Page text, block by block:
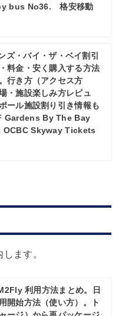
bus No36. 格安移動
ズ・バイ・ザ・ベイ割引
料金・安く購入する方法
行き方（アクセス方
・施設楽しみ方レビュ
ール施設割り引き情報も
Gardens By The Bay
Skyway Tickets
ます。
利用方法まとめ。日
開始方法（使い方）。ト